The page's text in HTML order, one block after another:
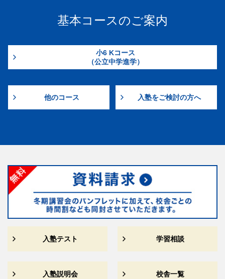
基本コースのご案内
小6 Kコース
（公立中学進学）
他のコース 入塾をご検討の方へ
入塾テスト 学習相談
入塾説明会 校舎一覧